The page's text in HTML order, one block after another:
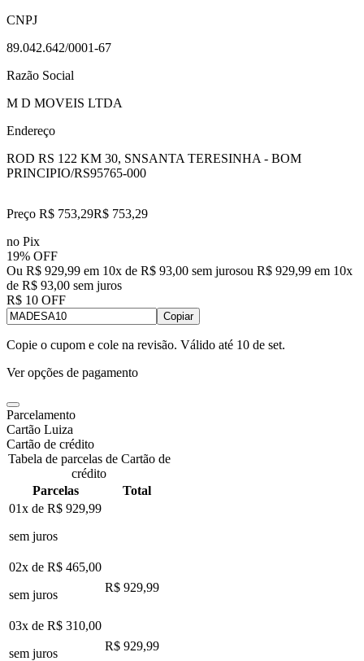
CNPJ
89.042.642/0001-67
Razão Social
M D MOVEIS LTDA
Endereço
ROD RS 122 KM 30, SNSANTA TERESINHA - BOM
PRINCIPIO/RS95765-000
Preço R$ 753,29R$ 753,29
no Pix
19% OFF
Ou R$ 929,99 em 10x de R$ 93,00 sem jurosou R$ 929,99 em 10x
de R$ 93,00 sem juros
R$ 10 OFF
Copiar
Copie o cupom e cole na revisão. Válido até 10 de set.
Ver opções de pagamento
Parcelamento
Cartão Luiza
Cartão de crédito
Tabela de parcelas de Cartão de
crédito
Parcelas
Total
01x de R$ 929,99
sem juros
02x de R$ 465,00
sem juros
R$ 929,99
03x de R$ 310,00
sem juros
R$ 929,99